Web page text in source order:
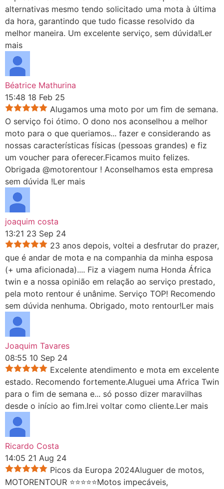
alternativas mesmo tendo solicitado uma mota à última
da hora, garantindo que tudo ficasse resolvido da
melhor maneira. Um excelente serviço, sem dúvida!Ler
mais
Béatrice Mathurina
15:48 18 Feb 25
Alugamos uma moto por um fim de semana.
O serviço foi ótimo. O dono nos aconselhou a melhor
moto para o que queriamos... fazer e considerando as
nossas características físicas (pessoas grandes) e fiz
um voucher para oferecer.Ficamos muito felizes.
Obrigada @motorentour ! Aconselhamos esta empresa
sem dúvida !Ler mais
joaquim costa
13:21 23 Sep 24
23 anos depois, voltei a desfrutar do prazer,
que é andar de mota e na companhia da minha esposa
(+ uma aficionada).... Fiz a viagem numa Honda África
twin e a nossa opinião em relação ao serviço prestado,
pela moto rentour é unânime. Serviço TOP! Recomendo
sem dúvida nenhuma. Obrigado, moto rentour!Ler mais
Joaquim Tavares
08:55 10 Sep 24
Excelente atendimento e mota em excelente
estado. Recomendo fortemente.Aluguei uma Africa Twin
para o fim de semana e... só posso dizer maravilhas
desde o início ao fim.Irei voltar como cliente.Ler mais
Ricardo Costa
14:05 21 Aug 24
Picos da Europa 2024Aluguer de motos,
MOTORENTOUR ⭐⭐⭐⭐⭐Motos impecáveis,